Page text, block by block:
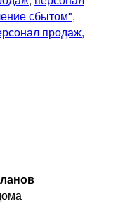
сбытом",
продаж,